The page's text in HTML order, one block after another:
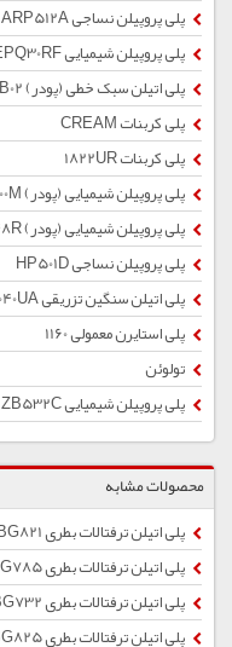
پلی پروپیلن نساجی ARP512A
پلی پروپیلن شیمیایی EPQ30RF
پلی اتیلن سبک خطی (پودر) 22B02
پلی کربنات CREAM
پلی کربنات 1822UR
پلی پروپیلن شیمیایی (پودر) ZH500M
پلی پروپیلن شیمیایی (پودر) ZB548R
پلی پروپیلن نساجی HP501D
پلی اتیلن سنگین تزریقی 6040UA
پلی استایرن معمولی 1160
تولوئن
پلی پروپیلن شیمیایی ZB532C
محصولات مشابه
پلی اتیلن ترفتالات بطری BG821
پلی اتیلن ترفتالات بطری BG785
پلی اتیلن ترفتالات بطری BG732
پلی اتیلن ترفتالات بطری BG825